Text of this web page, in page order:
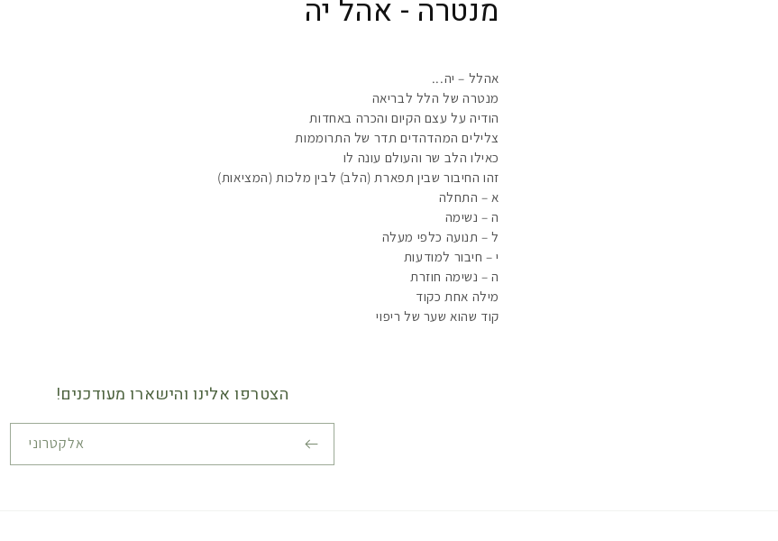
מנטרה - אהל יה
אהלל – יה...
מנטרה של הלל לבריאה
הודיה על עצם הקיום והכרה באחדות
צלילים המהדהדים תדר של התרוממות
כאילו הלב שר והעולם עונה לו
זהו החיבור שבין תפארת (הלב) לבין מלכות (המציאות)
א – התחלה
ה – נשימה
ל – תנועה כלפי מעלה
י – חיבור למודעות
ה – נשימה חוזרת
מילה אחת כקוד
קוד שהוא שער של ריפוי
הצטרפו אלינו והישארו מעודכנים!
אלקטרוני